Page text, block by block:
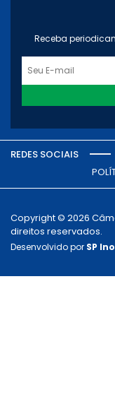
Receba
REDES SOCIAIS
Copyright © 2026
direitos reservados.
Desenvolvido por SP